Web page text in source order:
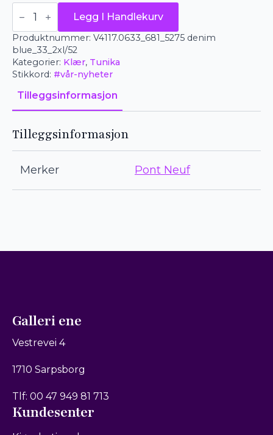
Pont
Neuf
tunika
-
Magrethe
Sia
antall
Legg I Handlekurv
Produktnummer: V4117.0633_681_5275 denim
blue_33_2xl/52
Kategorier: Klær, Tunika
Stikkord: #vår-nyheter
Tilleggsinformasjon
Tilleggsinformasjon
Merker Pont Neuf
Galleri ene
Vestrevei 4
1710 Sarpsborg
Tlf: 00 47 949 81 713
Kundesenter